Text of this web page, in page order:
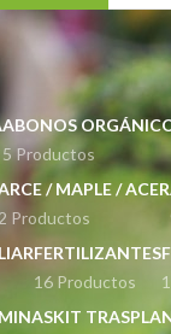
ABONOS
5 Productos
/ MAPLE / ACER
2 Productos
FERTILIZANTES
16 Productos
KIT